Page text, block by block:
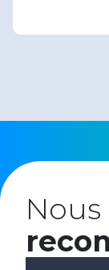
Nous